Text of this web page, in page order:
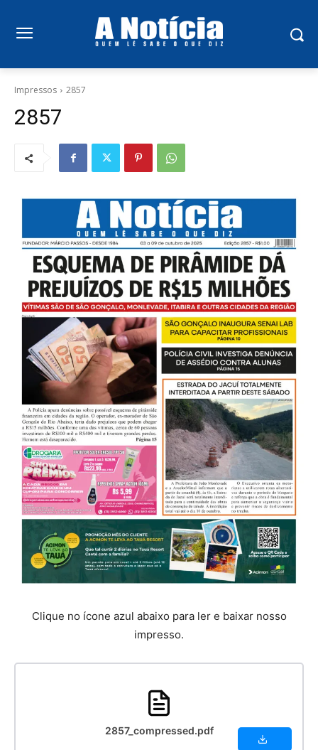
Impressos 2857
2857
Clique no ícone azul abaixo para ler e baixar nosso
impresso.
2857_compressed.pdf